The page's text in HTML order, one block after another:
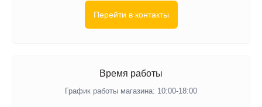
Перейти в контакты
Время работы
График работы магазина: 10:00-18:00